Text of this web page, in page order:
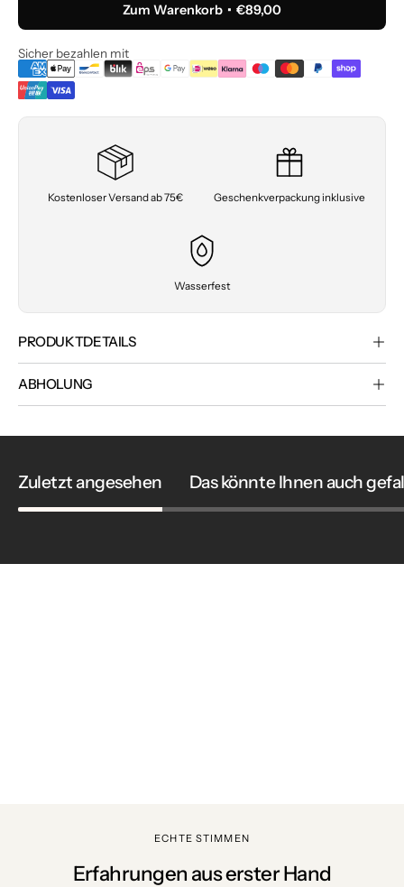
Zum Warenkorb €89,00
Sicher bezahlen mit
Kostenloser Versand ab 75€ Geschenkverpackung inklusive
Wasserfest
PRODUKTDETAILS
ABHOLUNG
Zuletzt angesehen Das könnte Ihnen auch
ECHTE STIMMEN
Erfahrungen aus erster Hand